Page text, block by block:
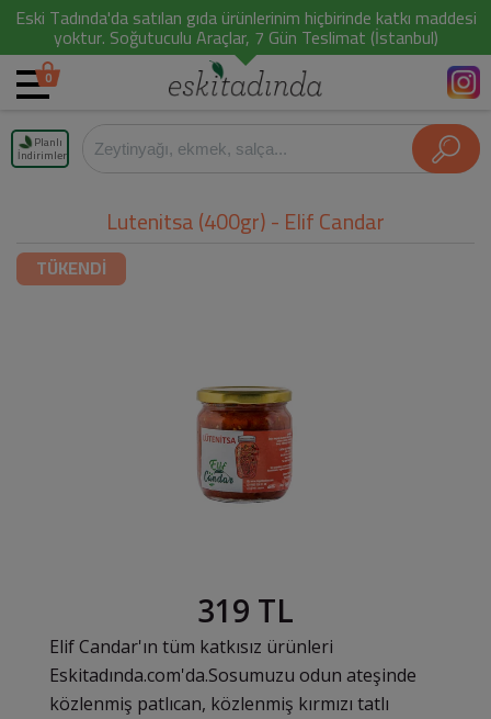
Eski Tadında'da satılan gıda ürünlerinim hiçbirinde katkı maddesi
yoktur. Soğutuculu Araçlar, 7 Gün Teslimat (İstanbul)
0
Planlı
İndirimler
Lutenitsa (400gr) - Elif Candar
TÜKENDİ
319 TL
Elif Candar'ın tüm katkısız ürünleri
Eskitadında.com'da. ​Sosumuzu odun ateşinde
közlenmiş patlıcan, közlenmiş kırmızı tatlı